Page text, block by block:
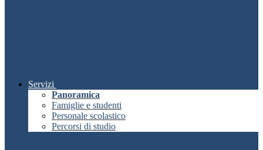
Servizi
Panoramica
Famiglie e studenti
Personale scolastico
Percorsi di studio